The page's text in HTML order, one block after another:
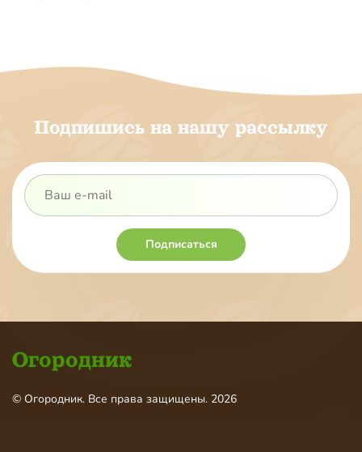
Подпишись на нашу рассылку
Подписаться
Огородник
© Огородник. Все права защищены. 2026